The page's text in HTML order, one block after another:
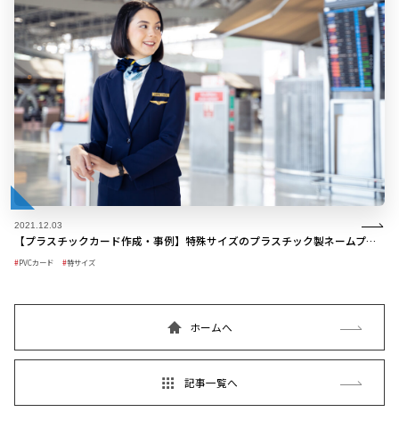
2021.12.03
【プラスチックカード作成・事例】特殊サイズのプラスチック製ネームプレート
PVCカード 特サイズ
ホームへ
記事一覧へ